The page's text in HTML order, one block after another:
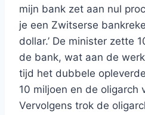
mijn bank zet aan nul
je een Zwitserse
dollar.’ De minister zette
de bank, wat aan de
tijd het dubbele
10 miljoen en de oligarch
Vervolgens trok de